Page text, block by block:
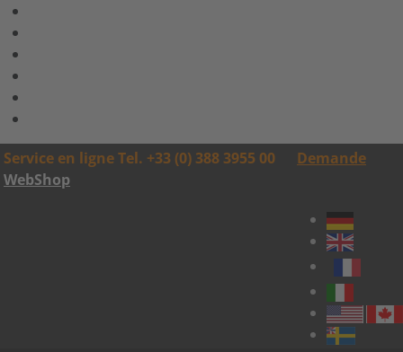
Service en ligne Tel. +33 (0) 388 3955 00
Demande
WebShop